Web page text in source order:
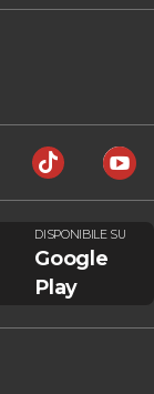
DISPONIBILE SU
Google
Play